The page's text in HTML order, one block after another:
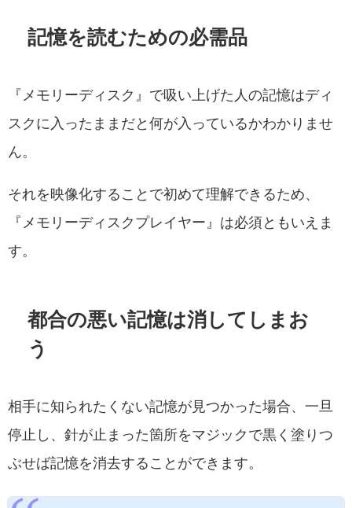
記憶を読むための必需品
『メモリーディスク』で吸い上げた人の記憶はディ
スクに入ったままだと何が入っているかわかりませ
ん。
それを映像化することで初めて理解できるため、
『メモリーディスクプレイヤー』は必須ともいえま
す。
都合の悪い記憶は消してしまお
う
相手に知られたくない記憶が見つかった場合、一旦
停止し、針が止まった箇所をマジックで黒く塗りつ
ぶせば記憶を消去することができます。